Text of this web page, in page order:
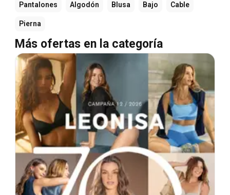
Pantalones Algodón Blusa Bajo Cable
Pierna
Más ofertas en la categoría